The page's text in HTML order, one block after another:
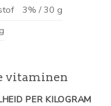
3% / 30 g
vitaminen
PER KILOGRAM